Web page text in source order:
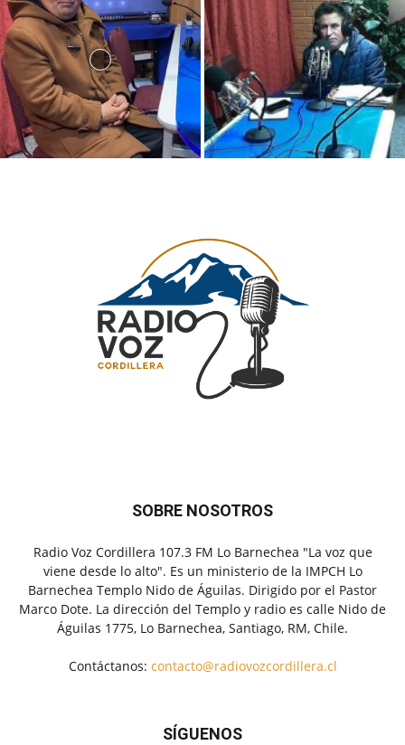
SOBRE NOSOTROS
Radio Voz Cordillera 107.3 FM Lo Barnechea "La voz que
viene desde lo alto". Es un ministerio de la IMPCH Lo
Barnechea Templo Nido de Águilas. Dirigido por el Pastor
Marco Dote. La dirección del Templo y radio es calle Nido de
Águilas 1775, Lo Barnechea, Santiago, RM, Chile.
Contáctanos: contacto@radiovozcordillera.cl
SÍGUENOS